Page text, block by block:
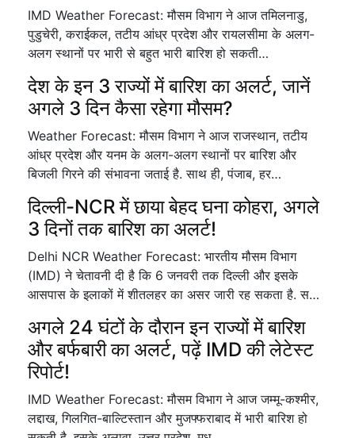
IMD Weather Forecast: मौसम विभाग ने आज तमिलनाडु,
पुडुचेरी, कराईकल, तटीय आंध्र प्रदेश और रायलसीमा के अलग-
अलग स्थानों पर भारी से बहुत भारी बारिश हो सकती…
देश के इन 3 राज्यों में बारिश का अलर्ट, जानें
अगले 3 दिन कैसा रहेगा मौसम?
Weather Forecast: मौसम विभाग ने आज राजस्थान, तटीय
आंध्र प्रदेश और यनम के अलग-अलग स्थानों पर बारिश और
बिजली गिरने की संभावना जताई है. साथ ही, पंजाब, हर…
दिल्ली-NCR में छाया बेहद घना कोहरा, अगले
3 दिनों तक बारिश का अलर्ट!
Delhi NCR Weather Forecast: भारतीय मौसम विभाग
(IMD) ने चेतावनी दी है कि 6 जनवरी तक दिल्ली और इसके
आसपास के इलाकों में शीतलहर का असर जारी रह सकता है. स…
अगले 24 घंटों के दौरान इन राज्यों में बारिश
और बर्फबारी का अलर्ट, पढ़ें IMD की लेटेस्ट
रिपोर्ट!
IMD Weather Forecast: मौसम विभाग ने आज जम्मू-कश्मीर,
लद्दाख, गिलगित-बाल्टिस्तान और मुजफ्फराबाद में भारी बारिश हो